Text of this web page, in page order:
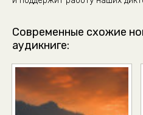
Современные схожие
аудикниге: